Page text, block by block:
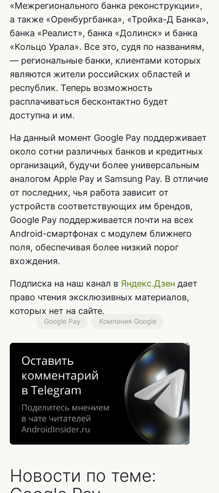
«Межрегионального банка реконструкции»,
а также «Оренбургбанка», «Тройка-Д Банка»,
банка «Реалист», банка «Долинск» и банка
«Кольцо Урала». Все это, судя по названиям,
— региональные банки, клиентами которых
являются жители российских областей и
республик. Теперь возможность
расплачиваться бесконтактно будет
доступна и им.
На данный момент Google Pay поддерживает
около сотни различных банков и кредитных
организаций, будучи более универсальным
аналогом Apple Pay и Samsung Pay. В отличие
от последних, чья работа зависит от
устройств соответствующих им брендов,
Google Pay поддерживается почти на всех
Android-смартфонах с модулем ближнего
поля, обеспечивая более низкий порог
вхождения.
Подписка на наш канал в Яндекс.Дзен дает
право чтения эксклюзивных материалов,
которых нет на сайте.
Google Pay Компания Google
Новости по теме: